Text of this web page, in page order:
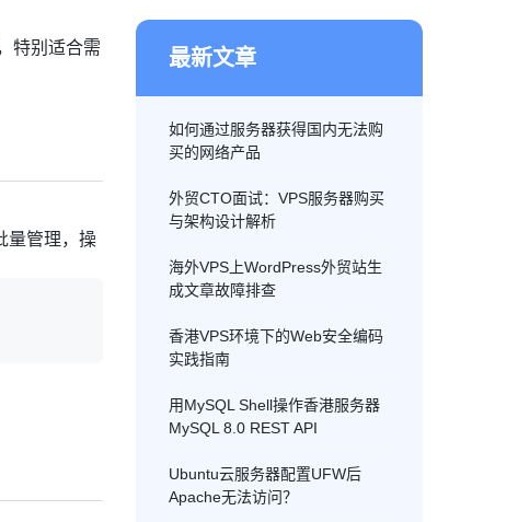
特别适合需
量管理，操
最新文章
如何通过服务器获得国内无法购
买的网络产品
外贸CTO面试：VPS服务器购买
与架构设计解析
海外VPS上WordPress外贸站生
成文章故障排查
香港VPS环境下的Web安全编码
实践指南
用MySQL Shell操作香港服务器
MySQL 8.0 REST API
Ubuntu云服务器配置UFW后
Apache无法访问？